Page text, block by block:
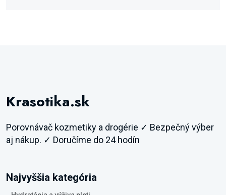
Krasotika.sk
Porovnávač kozmetiky a drogérie ✓ Bezpečný výber
aj nákup. ✓ Doručíme do 24 hodín
Najvyššia kategória